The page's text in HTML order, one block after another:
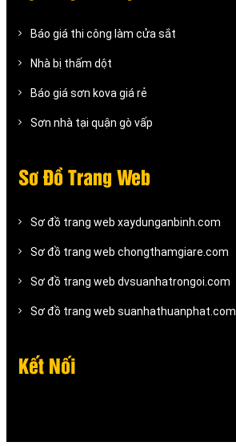
Báo giá thi công làm cửa sắt
Nhà bị thấm dột
Báo giá sơn kova giá rẻ
Sơn nhà tại quận gò vấp
Sơ Đồ Trang Web
Sơ đồ trang web xaydunganbinh.com
Sơ đồ trang web chongthamgiare.com
Sơ đồ trang web dvsuanhatrongoi.com
Sơ đồ trang web suanhathuanphat.com
Kết Nối